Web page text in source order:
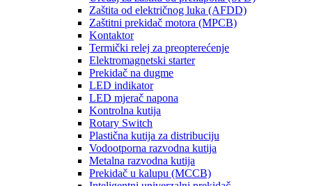
Zaštita od električnog luka (AFDD)
Zaštitni prekidač motora (MPCB)
Kontaktor
Termički relej za preopterećenje
Elektromagnetski starter
Prekidač na dugme
LED indikator
LED mjerač napona
Kontrolna kutija
Rotary Switch
Plastična kutija za distribuciju
Vodootporna razvodna kutija
Metalna razvodna kutija
Prekidač u kalupu (MCCB)